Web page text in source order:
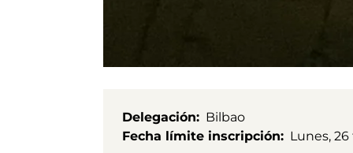
Delegación
Bilbao
Fecha límite inscripción
Lunes,